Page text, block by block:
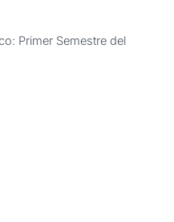
Primer Semestre del